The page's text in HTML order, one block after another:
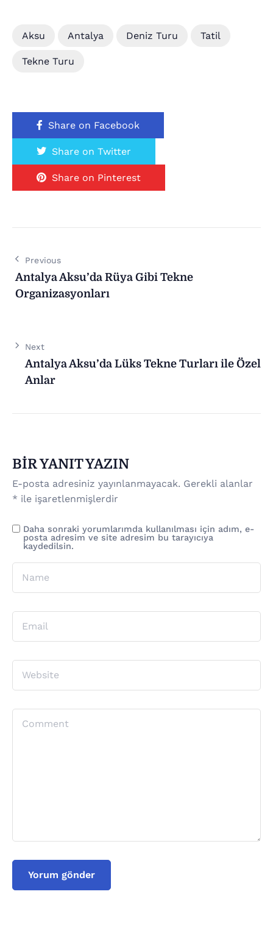
Aksu Antalya Deniz Turu Tatil
Tekne Turu
Share on Facebook
Share on Twitter
Share on Pinterest
Previous
Antalya Aksu’da Rüya Gibi Tekne
Organizasyonları
Next
Antalya Aksu’da Lüks Tekne Turları ile Özel
Anlar
BIR YANIT YAZIN
E-posta adresiniz yayınlanmayacak. Gerekli alanlar
* ile işaretlenmişlerdir
Daha sonraki yorumlarımda kullanılması için adım, e-
posta adresim ve site adresim bu tarayıcıya
kaydedilsin.